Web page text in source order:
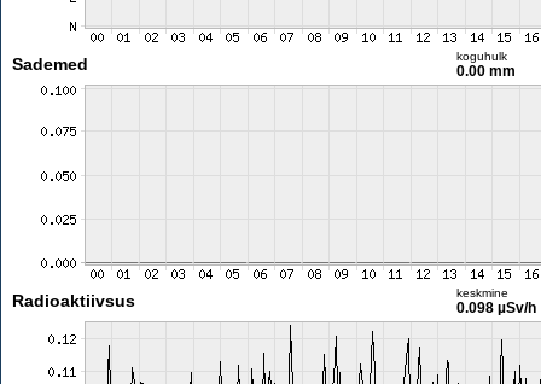
Sademed koguhulk
0.00 mm
Radioaktiivsus keskmine
0.098 µSv/h